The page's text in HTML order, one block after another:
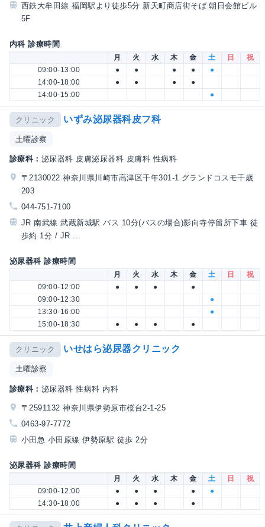
西鉄大牟田線 福岡駅より徒歩5分 新天町商店街そば 朝日会館ビル
5F
内科 診療時間
月 火 水 木 金 土 日
祝
09:00-13:00
● ● ● ●
●
14:00-18:00
● ● ●
●
14:00-15:00
●
クリニック いずみ泌尿器科皮フ科
土曜診察
診療科： 泌尿器科 皮膚泌尿器科 皮膚科 性病科
〒2130022 神奈川県川崎市高津区千年301-1 グランドコスモ千歳
203
044-751-7100
JR 南武線 武蔵新城駅 バス 10分(バスの場合)影向寺停留所下車 徒
歩約 1分 / JR ...
泌尿器科 診療時間
月 火 水 木 金 土 日
祝
09:00-12:00
● ● ●
●
09:00-12:30
●
13:30-16:00
●
15:00-18:30
● ● ● ●
クリニック いせはら泌尿器クリニック
土曜診察
診療科： 泌尿器科 性病科 内科
〒2591132 神奈川県伊勢原市桜台2-1-25
0463-97-7772
小田急 小田原線 伊勢原駅 徒歩 2分
泌尿器科 診療時間
月 火 水 木 金 土 日
祝
09:00-12:00
● ● ● ●
●
14:30-18:00
● ● ● ●